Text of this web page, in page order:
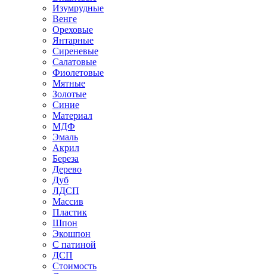
Изумрудные
Венге
Ореховые
Янтарные
Сиреневые
Салатовые
Фиолетовые
Мятные
Золотые
Синие
Материал
МДФ
Эмаль
Акрил
Береза
Дерево
Дуб
ЛДСП
Массив
Пластик
Шпон
Экошпон
С патиной
ДСП
Стоимость